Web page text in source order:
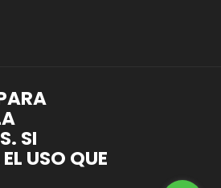
SI
USO QUE